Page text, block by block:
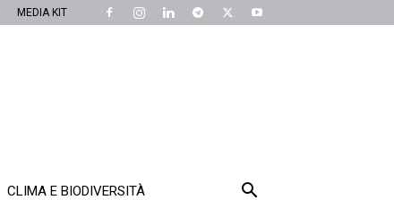
MEDIA KIT
CLIMA E BIODIVERSITÀ